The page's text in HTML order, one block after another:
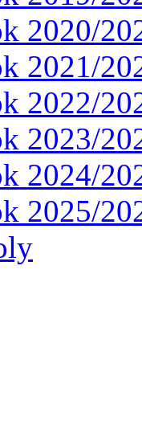
2020/
2021/
2022/
2023/
2024/
2025/